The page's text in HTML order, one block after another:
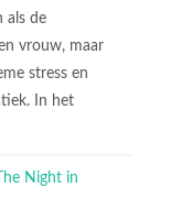
als de
vrouw, maar
stress en
In het